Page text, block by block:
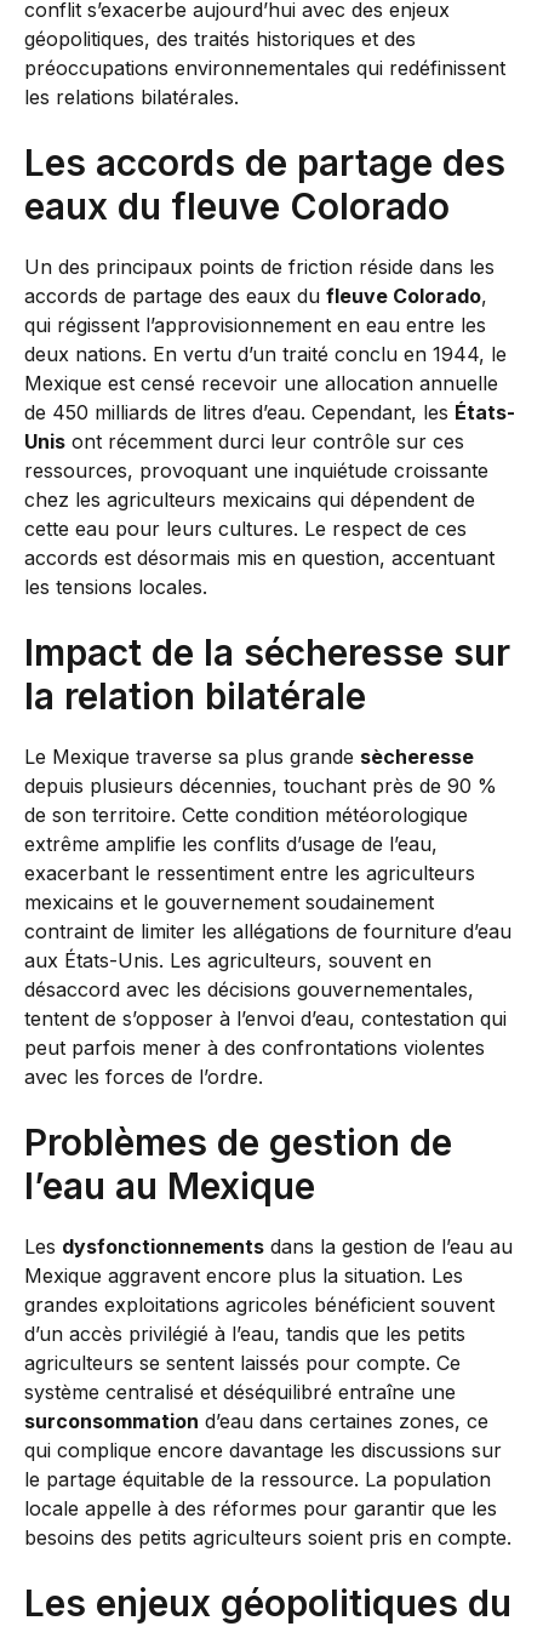
conflit s’exacerbe aujourd’hui avec des enjeux
géopolitiques, des traités historiques et des
préoccupations environnementales qui redéfinissent
les relations bilatérales.
Les accords de partage des
eaux du fleuve Colorado
Un des principaux points de friction réside dans les
accords de partage des eaux du fleuve Colorado,
qui régissent l’approvisionnement en eau entre les
deux nations. En vertu d’un traité conclu en 1944, le
Mexique est censé recevoir une allocation annuelle
de 450 milliards de litres d’eau. Cependant, les États-
Unis ont récemment durci leur contrôle sur ces
ressources, provoquant une inquiétude croissante
chez les agriculteurs mexicains qui dépendent de
cette eau pour leurs cultures. Le respect de ces
accords est désormais mis en question, accentuant
les tensions locales.
Impact de la sécheresse sur
la relation bilatérale
Le Mexique traverse sa plus grande sècheresse
depuis plusieurs décennies, touchant près de 90 %
de son territoire. Cette condition météorologique
extrême amplifie les conflits d’usage de l’eau,
exacerbant le ressentiment entre les agriculteurs
mexicains et le gouvernement soudainement
contraint de limiter les allégations de fourniture d’eau
aux États-Unis. Les agriculteurs, souvent en
désaccord avec les décisions gouvernementales,
tentent de s’opposer à l’envoi d’eau, contestation qui
peut parfois mener à des confrontations violentes
avec les forces de l’ordre.
Problèmes de gestion de
l’eau au Mexique
Les dysfonctionnements dans la gestion de l’eau au
Mexique aggravent encore plus la situation. Les
grandes exploitations agricoles bénéficient souvent
d’un accès privilégié à l’eau, tandis que les petits
agriculteurs se sentent laissés pour compte. Ce
système centralisé et déséquilibré entraîne une
surconsommation d’eau dans certaines zones, ce
qui complique encore davantage les discussions sur
le partage équitable de la ressource. La population
locale appelle à des réformes pour garantir que les
besoins des petits agriculteurs soient pris en compte.
Les enjeux géopolitiques du